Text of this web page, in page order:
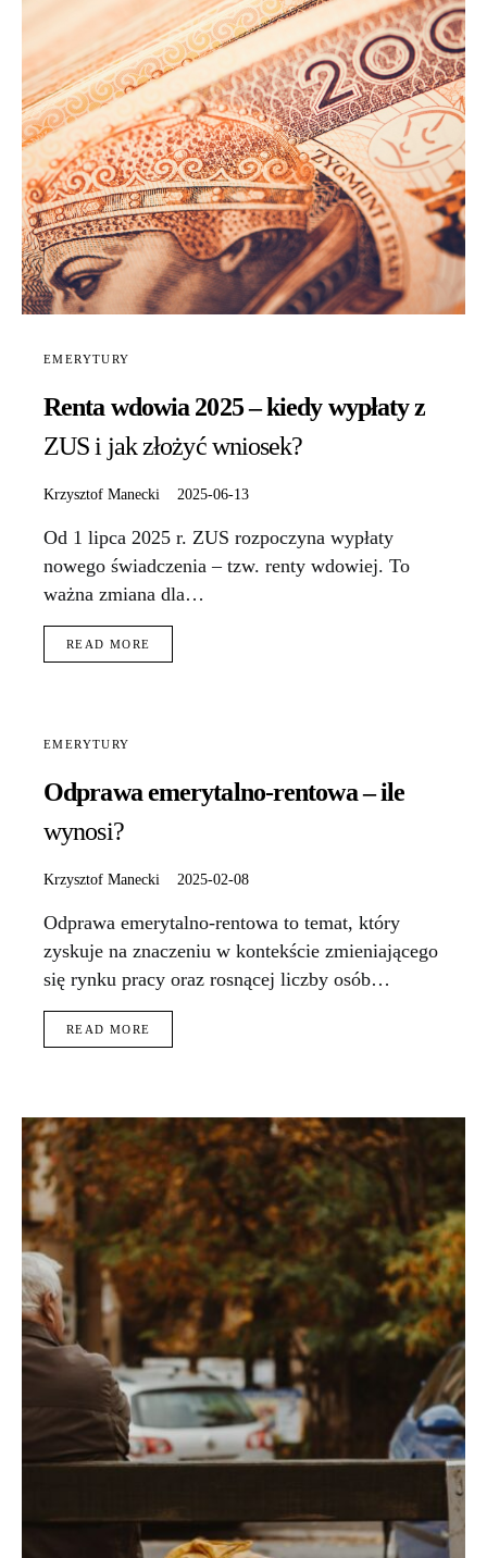
EMERYTURY
Renta wdowia 2025 – kiedy wypłaty z
ZUS i jak złożyć wniosek?
Krzysztof Manecki 2025-06-13
Od 1 lipca 2025 r. ZUS rozpoczyna wypłaty
nowego świadczenia – tzw. renty wdowiej. To
ważna zmiana dla…
READ MORE
EMERYTURY
Odprawa emerytalno-rentowa – ile
wynosi?
Krzysztof Manecki 2025-02-08
Odprawa emerytalno-rentowa to temat, który
zyskuje na znaczeniu w kontekście zmieniającego
się rynku pracy oraz rosnącej liczby osób…
READ MORE